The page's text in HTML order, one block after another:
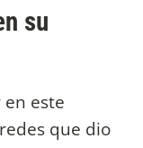
su
este
que dio